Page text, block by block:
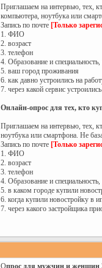
Приглашаем на интервью, тех,
компьютера, ноутбука или
Запись по почте [Только
1. ФИО
2. возраст
3. телефон
4. Образование и
5. ваш город проживания
6. как давно устроились на
7. через какой сервис
Онлайн-опрос для тех, кто
Приглашаем на интервью, тех,
ноутбука или смартфона. Не
Запись по почте [Только
1. ФИО
2. возраст
3. телефон
4. Образование и
5. в каком городе купили
6. когда купили новостройку в
7. через какого застройщика
Опрос для мужчин и женщин